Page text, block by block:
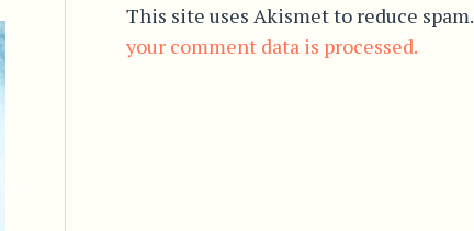
This site uses Akismet to reduce spam.
your comment data is processed.